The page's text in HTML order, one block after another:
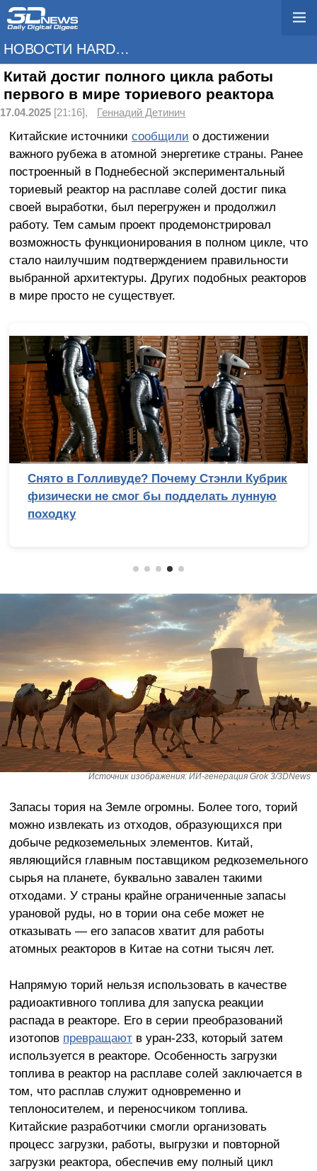
НОВОСТИ HARDWARE
Китай достиг полного цикла работы
первого в мире ториевого реактора
17.04.2025 [21:16], Геннадий Детинич
Китайские источники сообщили о достижении
важного рубежа в атомной энергетике страны. Ранее
построенный в Поднебесной экспериментальный
ториевый реактор на расплаве солей достиг пика
своей выработки, был перегружен и продолжил
работу. Тем самым проект продемонстрировал
возможность функционирования в полном цикле, что
стало наилучшим подтверждением правильности
выбранной архитектуры. Других подобных реакторов
в мире просто не существует.
Снято в Голливуде? Почему Стэнли Кубрик
физически не смог бы подделать лунную
походку
Источник изображения: ИИ-генерация Grok 3/3DNews
Запасы тория на Земле огромны. Более того, торий
можно извлекать из отходов, образующихся при
добыче редкоземельных элементов. Китай,
являющийся главным поставщиком редкоземельного
сырья на планете, буквально завален такими
отходами. У страны крайне ограниченные запасы
урановой руды, но в тории она себе может не
отказывать — его запасов хватит для работы
атомных реакторов в Китае на сотни тысяч лет.
Напрямую торий нельзя использовать в качестве
радиоактивного топлива для запуска реакции
распада в реакторе. Его в серии преобразований
изотопов превращаютв уран-233, который затем
используется в реакторе. Особенность загрузки
топлива в реактор на расплаве солей заключается в
том, что расплав служит одновременно и
теплоносителем, и переносчиком топлива.
Китайские разработчики смогли организовать
процесс загрузки, работы, выгрузки и повторной
загрузки реактора, обеспечив ему полный цикл